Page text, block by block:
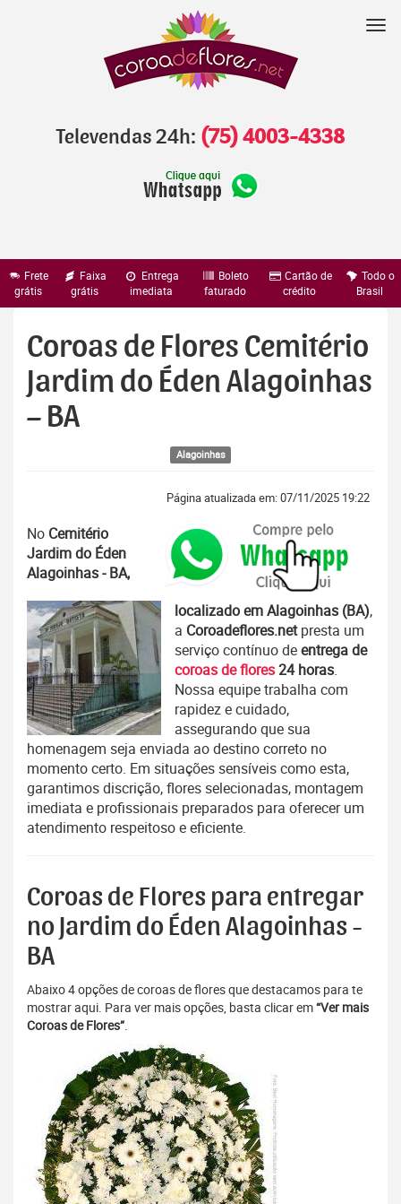
Televendas 24h: (75) 4003-4338
Frete
grátis
Faixa
grátis
Entrega
imediata
Boleto
faturado
Cartão de
crédito
Todo o
Brasil
Coroas de Flores Cemitério
Jardim do Éden Alagoinhas
– BA
Alagoinhas
Página atualizada em: 07/11/2025 19:22
No Cemitério
Jardim do Éden
Alagoinhas - BA,
localizado em Alagoinhas (BA),
a Coroadeflores.netpresta um
serviço contínuo deentrega de
coroas de flores24 horas.
Nossa equipe trabalha com
rapidez e cuidado,
assegurando que sua
homenagem seja enviada ao destino correto no
momento certo. Em situações sensíveis como esta,
garantimos discrição, flores selecionadas, montagem
imediata e profissionais preparados para oferecer um
atendimento respeitoso e eficiente.
Coroas de Flores para entregar
no Jardim do Éden Alagoinhas -
BA
Abaixo 4 opções de coroas de flores que destacamos para te
mostrar aqui. Para ver mais opções, basta clicar em“Ver mais
Coroas de Flores”.